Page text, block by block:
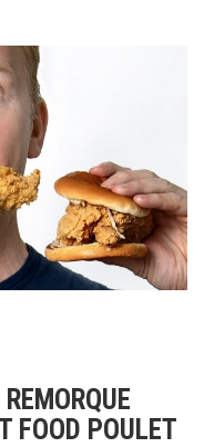
FOOD POULET